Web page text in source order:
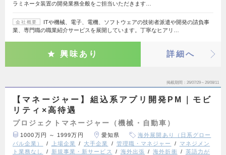
ラミネータ装置の開発業務全般をご担当いただきます…
会社概要
ITや機械、電子、電機、ソフトウェアの技術者派遣や開発の請負事
業、専門職の職業紹介サービスを展開しています。丁寧なヒアリ…
興味あり 詳細へ
掲載期間 26/07/29～26/08/11
【マネージャー】組込系アプリ開発PM｜モビ
リティ×高待遇
プロジェクトマネージャー（機械・自動車）
1000万円 ～ 1999万円 愛知県
海外展開あり（日系グロー
バル企業）
上場企業 大手企業 管理職・マネジャー
マネジメン
ト業務なし
新規事業・新サービス 海外出張 海外折衝
英語力が